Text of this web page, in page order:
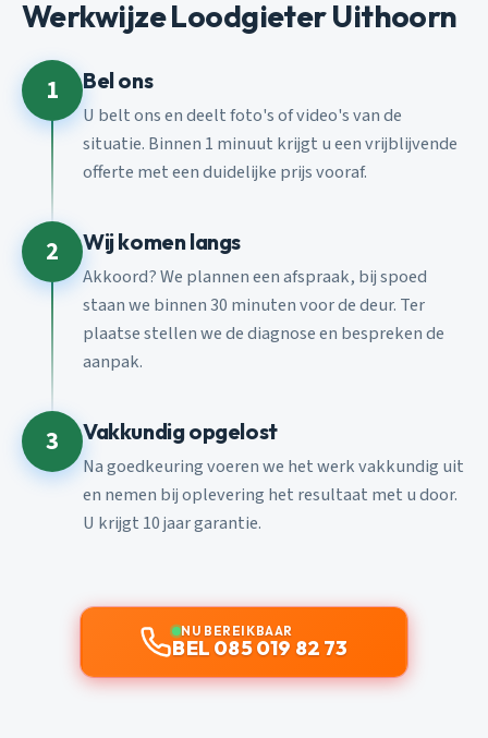
Werkwijze Loodgieter Uithoorn
1 Bel ons
U belt ons en deelt foto's of video's van de
situatie. Binnen 1 minuut krijgt u een vrijblijvende
offerte met een duidelijke prijs vooraf.
2 Wij komen langs
Akkoord? We plannen een afspraak, bij spoed
staan we binnen 30 minuten voor de deur. Ter
plaatse stellen we de diagnose en bespreken de
aanpak.
3 Vakkundig opgelost
Na goedkeuring voeren we het werk vakkundig uit
en nemen bij oplevering het resultaat met u door.
U krijgt 10 jaar garantie.
NU BEREIKBAAR
BEL 085 019 82 73